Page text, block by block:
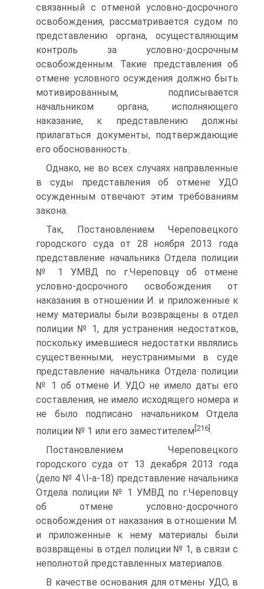
связанный с отменой условно-досрочного
освобождения, рассматривается судом по
представлению органа, осуществляющим
контроль за условно-досрочным
освобожденным. Такие представления об
отмене условного осуждения должно быть
мотивированным, подписывается
начальником органа, исполняющего
наказание, к представлению должны
прилагаться документы, подтверждающие
его обоснованность.
Однако, не во всех случаях направленные
в суды представления об отмене УДО
осужденным отвечают этим требованиям
закона.
Так, Постановлением Череповецкого
городского суда от 28 ноября 2013 года
представление начальника Отдела полиции
№ 1 УМВД по г.Череповцу об отмене
условно-досрочного освобождения от
наказания в отношении И. и приложенные к
нему материалы были возвращены в отдел
полиции № 1, для устранения недостатков,
поскольку имевшиеся недостатки являлись
существенными, неустранимыми в суде
представление начальника Отдела полиции
№ 1 об отмене И. УДО не имело даты его
составления, не имело исходящего номера и
не было подписано начальником Отдела
полиции № 1 или его заместителем [216] .
Постановлением Череповецкого
городского суда от 13 декабря 2013 года
(дело № 4∖l-a-18) представление начальника
Отдела полиции № 1 УМВД по г.Череповцу
об отмене условно-досрочного
освобождения от наказания в отношении М.
и приложенные к нему материалы были
возвращены в отдел полиции № 1, в связи с
неполнотой представленных материалов.
В качестве основания для отмены УДО, в